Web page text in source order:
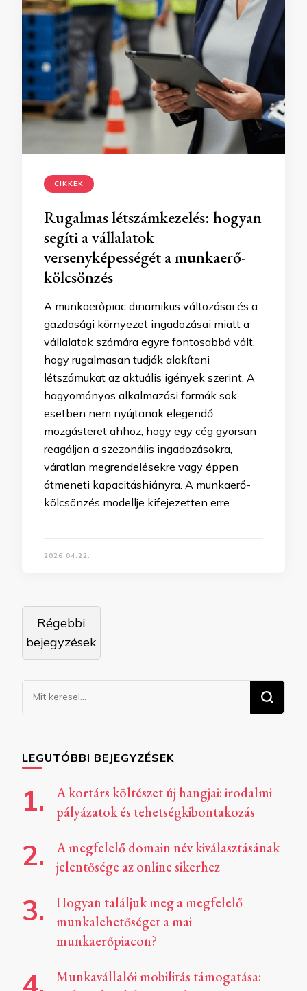
CIKKEK
Rugalmas létszámkezelés: hogyan
segíti a vállalatok
versenyképességét a munkaerő-
kölcsönzés
A munkaerőpiac dinamikus változásai és a
gazdasági környezet ingadozásai miatt a
vállalatok számára egyre fontosabbá vált,
hogy rugalmasan tudják alakítani
létszámukat az aktuális igények szerint. A
hagyományos alkalmazási formák sok
esetben nem nyújtanak elegendő
mozgásteret ahhoz, hogy egy cég gyorsan
reagáljon a szezonális ingadozásokra,
váratlan megrendelésekre vagy éppen
átmeneti kapacitáshiányra. A munkaerő-
kölcsönzés modellje kifejezetten erre …
2026.04.22.
Bejegyzés
navigáció
Régebbi
bejegyzések
LEGUTÓBBI BEJEGYZÉSEK
A kortárs költészet új hangjai: irodalmi
pályázatok és tehetségkibontakozás
A megfelelő domain név kiválasztásának
jelentősége az online sikerhez
Hogyan találjuk meg a megfelelő
munkalehetőséget a mai
munkaerőpiacon?
Munkavállalói mobilitás támogatása: